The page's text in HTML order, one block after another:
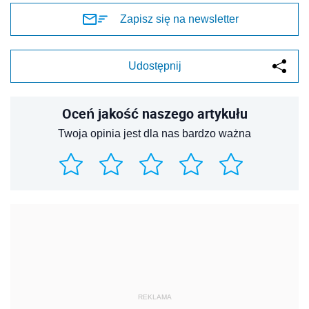
Zapisz się na newsletter
Udostępnij
Oceń jakość naszego artykułu
Twoja opinia jest dla nas bardzo ważna
REKLAMA